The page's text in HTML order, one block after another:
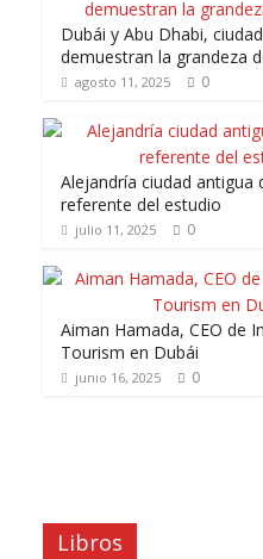
Dubái y Abu Dhabi,
demuestran la grandeza
agosto 11, 2025 0
Alejandría ciudad antigua
referente del estudio
julio 11, 2025 0
Aiman Hamada, CEO de
Tourism en Dubái
junio 16, 2025 0
Libros